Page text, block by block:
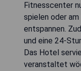
Fitnesscenter
spielen oder
entspannen.
und eine 24-
Das Hotel
veranstaltet